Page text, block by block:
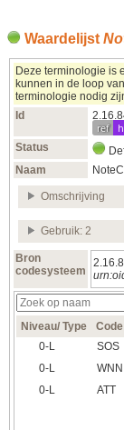
Waardelijst
Deze terminologie is
kunnen in de loop
terminologie nodig
Id
ref
Status
Naam
Omschrijving
Gebruik: 2
Bron
codesysteem
Niveau/ Type Code
0‑L
SOS
0‑L
WNN
0‑L
ATT